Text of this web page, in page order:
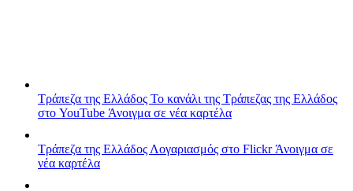
Τράπεζα της Ελλάδος Το κανάλι της Τράπεζας της Ελλάδος
στο YouTube Άνοιγμα σε νέα καρτέλα
Τράπεζα της Ελλάδος Λογαριασμός στο FlickrΆνοιγμα σε
νέα καρτέλα